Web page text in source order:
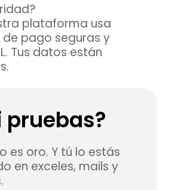
plataforma usa
pago seguras y
Tus datos están
pruebas?
es oro. Y tú lo estás
en exceles, mails y